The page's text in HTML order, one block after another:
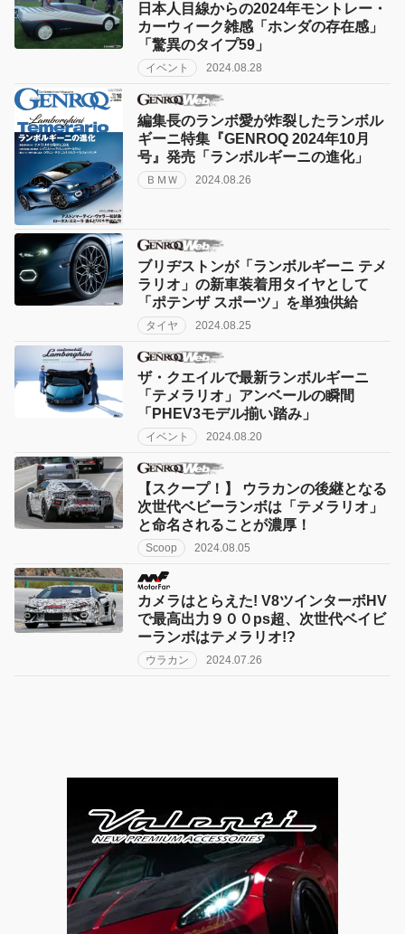
日本人目線からの2024年モントレー・
カーウィーク雑感「ホンダの存在感」
「驚異のタイプ59」
イベント 2024.08.28
編集長のランボ愛が炸裂したランボル
ギーニ特集『GENROQ 2024年10月
号』発売「ランボルギーニの進化」
ＢＭＷ 2024.08.26
ブリヂストンが「ランボルギーニ テメ
ラリオ」の新車装着用タイヤとして
「ポテンザ スポーツ」を単独供給
タイヤ 2024.08.25
ザ・クエイルで最新ランボルギーニ
「テメラリオ」アンベールの瞬間
「PHEV3モデル揃い踏み」
イベント 2024.08.20
【スクープ！】 ウラカンの後継となる
次世代ベビーランボは「テメラリオ」
と命名されることが濃厚！
Scoop 2024.08.05
カメラはとらえた! V8ツインターボHV
で最高出力９００ps超、次世代ベイビ
ーランボはテメラリオ!?
ウラカン 2024.07.26